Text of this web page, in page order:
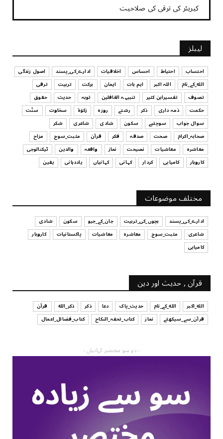
کیریئر کی ترقی کی صلاحیت
July 29, 2026
UNCATEGORIZED
کیا آپ اپنے باس کو مؤثر طریقے سے منظم کر رہے ہیں
July 29, 2026
UNCATEGORIZED
اس وقت آپ کا موڈ کیسا ہے؟
July 29, 2026
UNCATEGORIZED
قرض لینے اور دینے میں ہوشیاری
July 29, 2026
آپ کا فیصلہ کرنے کا انداز
July 29, 2026
لیبلز
احتساب احتیاط احساس اخلاقیات ادارے_کی_پسند
اصول زندگی
الله_کے_نام
اللہ اکبر اہم بات ایمان برکت تربیت
ترقی
تصوف
تفسیرابن کثیر تنبیہہ الغافلین توبہ حدیث
حقوق
حکمت
ذمہ داری ذکر رشتے روزہ زکوٰۃ سخاوت
سنّت
سوال جواب
سوچئیے سکون شادی شاعری
شکر
صحابہ_اکرام
صحت صدقہ فکر قرآن مثبت_سوچ
مزاح
معاشرہ
معاشیات نصیحت نماز واقعہ والدین
ٹیکنالوجی
کاروبار
کامیابی کردار کہانی کہانیاں یاددہانی یقین
مختلف موضوعات
ادارے_کی_پسند بچوں_کی_تربیت جان_کے_جیو سکون
شادی
شاعری
مثبت_سوچ معاشرہ معاشیات پاکستانیات
کاروبار
کامیابی
قرآن , حدیث اور دین
الله_اکبر الله_کے_نام حدیث_پاک دعا ذکر ذکر_الله
قرآن
قرآن_سے_سیکھئے
نماز کتاب_تحفہ_النکاح کتاب_فضائل_اعمال
- دو سو مختصر کہانیاں -